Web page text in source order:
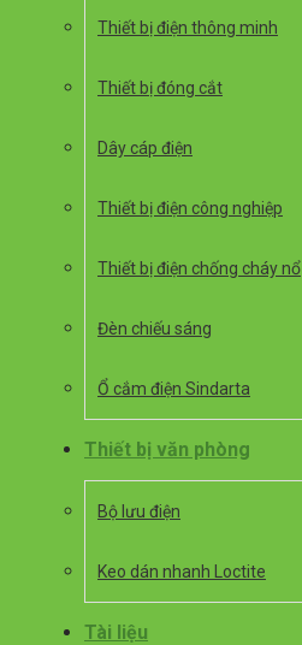
Thiết bị điện thông minh
Thiết bị đóng cắt
Dây cáp điện
Thiết bị điện công nghiệp
Thiết bị điện chống cháy nổ
Đèn chiếu sáng
Ổ cắm điện Sindarta
Thiết bị văn phòng
Bộ lưu điện
Keo dán nhanh Loctite
Tài liệu